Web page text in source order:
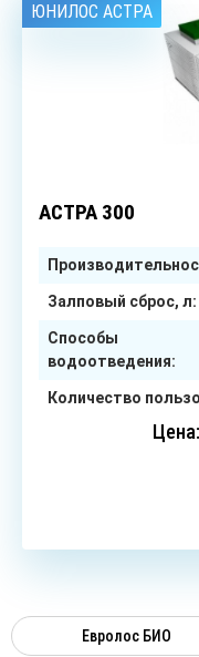
ЮНИЛОС АСТРА
АСТРА 300
Залповый сброс, л:
Способы
водоотведения:
Количество
Цена:
Евролос БИО